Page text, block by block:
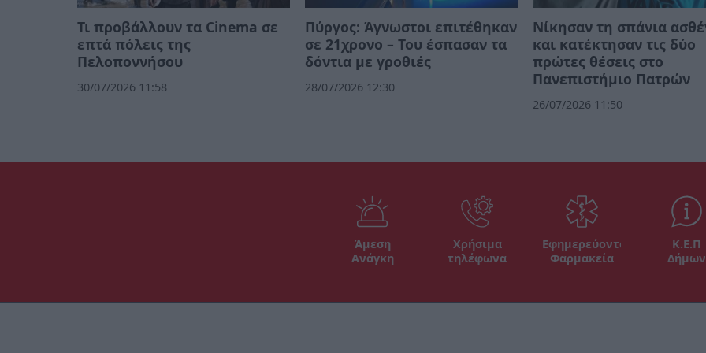
Τι προβάλλουν τα Cinema σε
επτά πόλεις της
Πελοποννήσου
30/07/2026 11:58
Πύργος: Άγνωστοι επιτέθηκαν
σε 21χρονο – Του έσπασαν τα
δόντια με γροθιές
28/07/2026 12:30
Νίκησαν τη σπάνια
και κατέκτησαν τις δύο
πρώτες θέσεις στο
Πανεπιστήμιο Πατρών
26/07/2026 11:50
Άμεση
Ανάγκη
Χρήσιμα
τηλέφωνα
Εφημερεύοντα
Φαρμακεία
Κ.Ε.Π
Δήμων